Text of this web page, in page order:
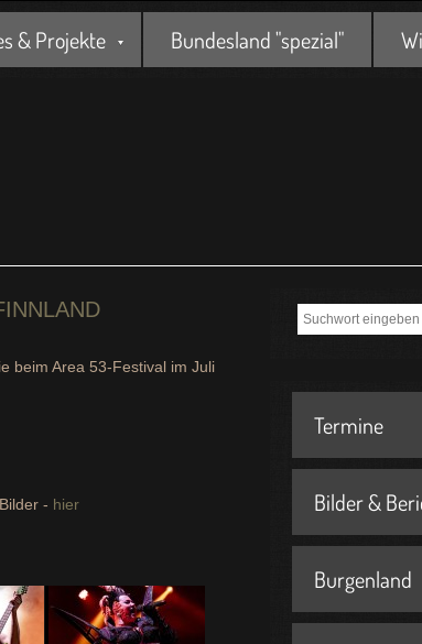
& Projekte Bundesland "spezial"
beim Area 53-Festival im Juli
- hier
Termine
Bilder &
Burgenland